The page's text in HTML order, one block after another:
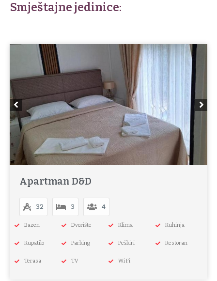
Smještajne jedinice:
Apartman D&D
32 3 4
Bazen Dvorište Klima Kuhinja
Kupatilo Parking Peškiri Restoran
Terasa TV Wi Fi